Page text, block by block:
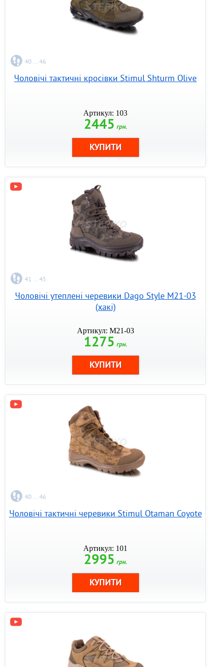
40 ... 46
Чоловічі тактичні кросівки Stimul Shturm Olive
Артикул: 103
2445 грн.
41 ... 45
Чоловічі утеплені черевики Dago Style M21-03
(хакі)
Артикул: M21-03
1275 грн.
40 ... 46
Чоловічі тактичні черевики Stimul Otaman Coyote
Артикул: 101
2995 грн.